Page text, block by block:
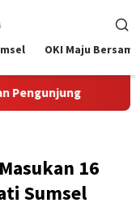
OKI Maju
Gabungan
16
Sumsel